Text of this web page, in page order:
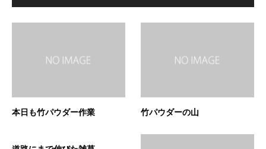
本日も竹パウダー作業 竹パウダーの山